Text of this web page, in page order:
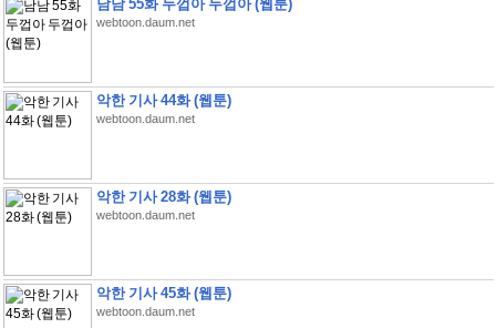
남남 55화 두껍아 두껍아 (웹툰)
webtoon.daum.net
악한 기사 44화 (웹툰)
webtoon.daum.net
악한 기사 28화 (웹툰)
webtoon.daum.net
악한 기사 45화 (웹툰)
webtoon.daum.net